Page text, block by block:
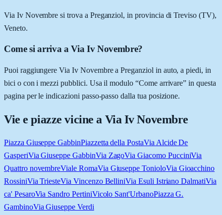
Via Iv Novembre si trova a Preganziol, in provincia di Treviso (TV),
Veneto.
Come si arriva a Via Iv Novembre?
Puoi raggiungere Via Iv Novembre a Preganziol in auto, a piedi, in
bici o con i mezzi pubblici. Usa il modulo “Come arrivare” in questa
pagina per le indicazioni passo-passo dalla tua posizione.
Vie e piazze vicine a Via Iv Novembre
Piazza Giuseppe GabbinPiazzetta della PostaVia Alcide De
GasperiVia Giuseppe GabbinVia ZagoVia Giacomo PucciniVia
Quattro novembreViale RomaVia Giuseppe TonioloVia Gioacchino
RossiniVia TriesteVia Vincenzo BelliniVia Esuli Istriano DalmatiVia
ca' PesaroVia Sandro PertiniVicolo Sant'UrbanoPiazza G.
GambinoVia Giuseppe Verdi